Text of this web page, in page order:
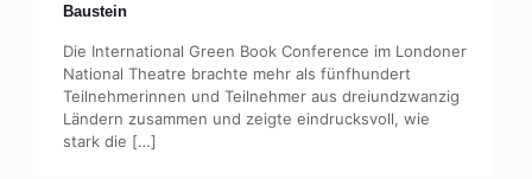
Baustein
Die International Green Book Conference im Londoner
National Theatre brachte mehr als fünfhundert
Teilnehmerinnen und Teilnehmer aus dreiundzwanzig
Ländern zusammen und zeigte eindrucksvoll, wie
stark die […]